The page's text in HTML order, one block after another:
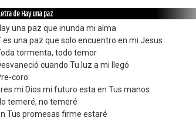
de Hay una paz
una paz que inunda mi alma
es una paz que solo encuentro en mi Jesus
tormenta, todo temor
cuando Tu luz a mi llegó
coro:
mi Dios mi futuro esta en Tus manos
temeré, no temeré
Tus promesas firme estaré